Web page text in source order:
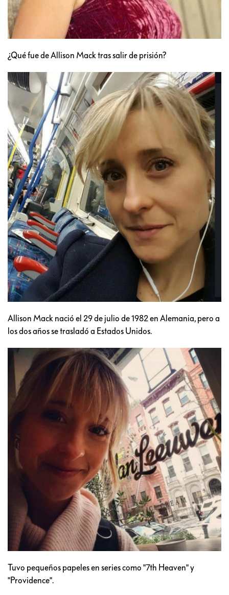
¿Qué fue de Allison Mack tras salir de prisión?
Allison Mack nació el 29 de julio de 1982 en Alemania, pero a
los dos años se trasladó a Estados Unidos.
Tuvo pequeños papeles en series como "7th Heaven" y
"Providence".